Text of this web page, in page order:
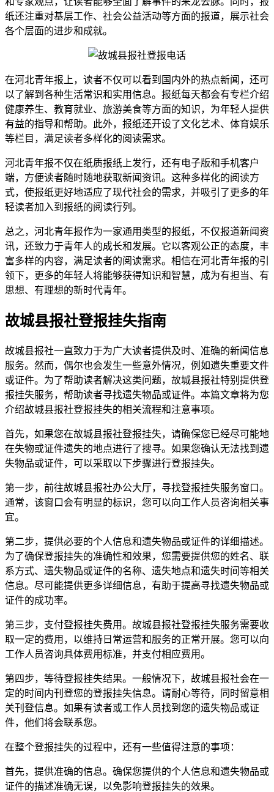
纸还注重对基层工作、社会公益活动等方面的报道，展示社会
各个层面的进步和成就。
在河北青年报上，读者不仅可以看到国内外的热点新闻，还可
以了解到各种生活常识和实用信息。报纸每天都会有专栏介绍
健康养生、教育就业、旅游美食等方面的知识，为年轻人提供
有益的指导和帮助。此外，报纸还开设了文化艺术、体育娱乐
等栏目，满足读者多样化的阅读需求。
河北青年报不仅在纸质报纸上发行，还有电子版和手机客户
端，方便读者随时随地获取新闻资讯。这种多样化的阅读方
式，使报纸更好地适应了现代社会的需求，并吸引了更多的年
轻读者加入到报纸的阅读行列。
总之，河北青年报作为一家通用类型的报纸，不仅报道新闻资
讯，还致力于青年人的成长和发展。它以客观公正的态度，丰
富多样的内容，满足读者的阅读需求。相信在河北青年报的引
领下，更多的年轻人将能够获得知识和智慧，成为有担当、有
思想、有理想的新时代青年。
故城县报社登报挂失指南
故城县报社一直致力于为广大读者提供及时、准确的新闻信息
服务。然而，偶尔也会发生一些意外情况，例如遗失重要文件
或证件。为了帮助读者解决这类问题，故城县报社特别提供登
报挂失服务，帮助读者寻找遗失物品或证件。本篇文章将为您
介绍故城县报社登报挂失的相关流程和注意事项。
首先，如果您在故城县报社登报挂失，请确保您已经尽可能地
在失物或证件遗失的地点进行了搜寻。如果您确认无法找到遗
失物品或证件，可以采取以下步骤进行登报挂失。
第一步，前往故城县报社办公大厅，寻找登报挂失服务窗口。
通常，该窗口会有明显的标识，您可以向工作人员咨询相关事
宜。
第二步，提供必要的个人信息和遗失物品或证件的详细描述。
为了确保登报挂失的准确性和效果，您需要提供您的姓名、联
系方式、遗失物品或证件的名称、遗失地点和遗失时间等相关
信息。尽可能提供更多详细信息，有助于提高寻找遗失物品或
证件的成功率。
第三步，支付登报挂失费用。故城县报社登报挂失服务需要收
取一定的费用，以维持日常运营和服务的正常开展。您可以向
工作人员咨询具体费用标准，并支付相应费用。
第四步，等待登报挂失结果。一般情况下，故城县报社会在一
定的时间内刊登您的登报挂失信息。请耐心等待，同时留意相
关刊登信息。如果有读者或工作人员找到您的遗失物品或证
件，他们将会联系您。
在整个登报挂失的过程中，还有一些值得注意的事项：
首先，提供准确的信息。确保您提供的个人信息和遗失物品或
证件的描述准确无误，以免影响登报挂失的效果。